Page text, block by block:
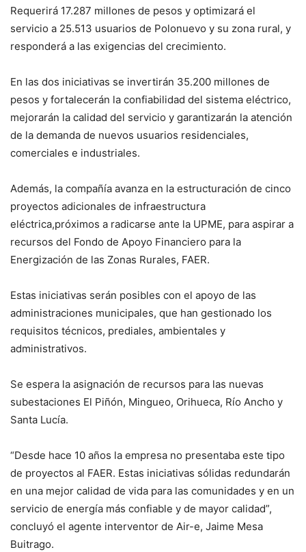
Requerirá 17.287 millones de pesos y optimizará el
servicio a 25.513 usuarios de Polonuevo y su zona rural, y
responderá a las exigencias del crecimiento.
En las dos iniciativas se invertirán 35.200 millones de
pesos y fortalecerán la confiabilidad del sistema eléctrico,
mejorarán la calidad del servicio y garantizarán la atención
de la demanda de nuevos usuarios residenciales,
comerciales e industriales.
Además, la compañía avanza en la estructuración de cinco
proyectos adicionales de infraestructura
eléctrica,próximos a radicarse ante la UPME, para aspirar a
recursos del Fondo de Apoyo Financiero para la
Energización de las Zonas Rurales, FAER.
Estas iniciativas serán posibles con el apoyo de las
administraciones municipales, que han gestionado los
requisitos técnicos, prediales, ambientales y
administrativos.
Se espera la asignación de recursos para las nuevas
subestaciones El Piñón, Mingueo, Orihueca, Río Ancho y
Santa Lucía.
“Desde hace 10 años la empresa no presentaba este tipo
de proyectos al FAER. Estas iniciativas sólidas redundarán
en una mejor calidad de vida para las comunidades y en un
servicio de energía más confiable y de mayor calidad”,
concluyó el agente interventor de Air-e, Jaime Mesa
Buitrago.